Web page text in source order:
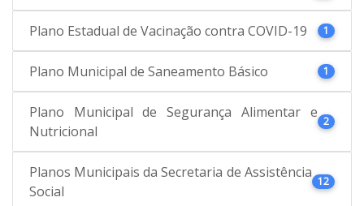
Plano Estadual de Vacinação contra COVID-19 1
Plano Municipal de Saneamento Básico 1
Plano Municipal de Segurança Alimentar e
Nutricional
2
Planos Municipais da Secretaria de Assistência
Social
12